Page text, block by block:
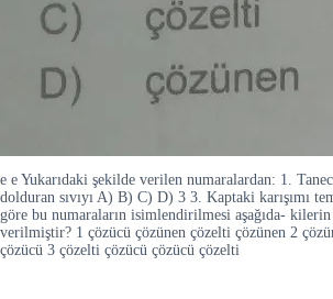
e e Yukarıdaki şekilde verilen numaralardan: 1.
dolduran sıvıyı A) B) C) D) 3 3. Kaptaki karışımı
göre bu numaraların isimlendirilmesi aşağıda-
verilmiştir? 1 çözücü çözünen çözelti çözünen 2
çözücü 3 çözelti çözücü çözücü çözelti